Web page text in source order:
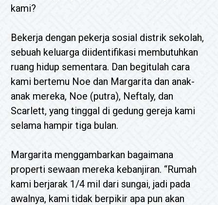
kami?
Bekerja dengan pekerja sosial distrik sekolah,
sebuah keluarga diidentifikasi membutuhkan
ruang hidup sementara. Dan begitulah cara
kami bertemu Noe dan Margarita dan anak-
anak mereka, Noe (putra), Neftaly, dan
Scarlett, yang tinggal di gedung gereja kami
selama hampir tiga bulan.
Margarita menggambarkan bagaimana
properti sewaan mereka kebanjiran. “Rumah
kami berjarak 1/4 mil dari sungai, jadi pada
awalnya, kami tidak berpikir apa pun akan